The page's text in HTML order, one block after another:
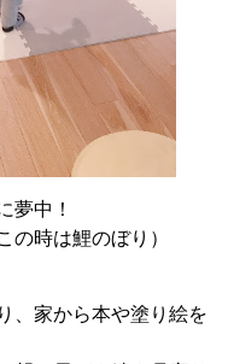
夢中！
の時は鯉のぼり）
、家から本や塗り絵を